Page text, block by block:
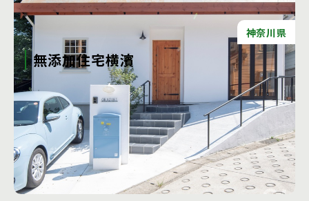
神奈川県
無添加住宅横濱
天然素材だからといって必ずしも健康に良いわけではなく、
大切なのは自分の身体に合う素材を選ぶことです。 そのため
に、私たちはあなたと家族の体や心の状態、生活の理想、不
安、好みを丁寧にヒアリングし、気づかなかった感覚にも寄
り添いながら最適な素材を提案します。
工務店の詳細を見る